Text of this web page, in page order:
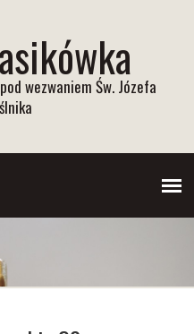
wezwaniem Św. Józefa